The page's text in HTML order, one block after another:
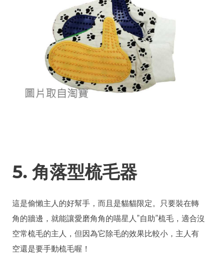
5. 角落型梳毛器
這是偷懶主人的好幫手，而且是貓貓限定。只要裝在轉
角的牆邊，就能讓愛磨角角的喵星人”自助”梳毛，適合沒
空常梳毛的主人，但因為它除毛的效果比較小，主人有
空還是要手動梳毛喔！